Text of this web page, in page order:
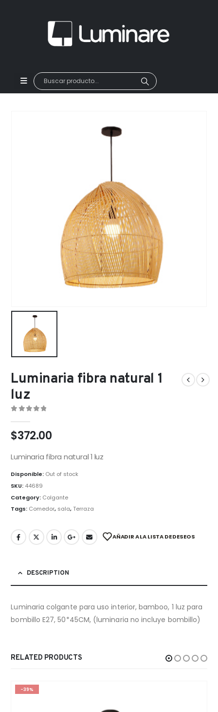
Luminaria fibra natural 1
luz
$372.00
Luminaria fibra natural 1 luz
Disponible: Out of stock
SKU: 44689
Category: Colgante
Tags: Comedor, sala,Terraza
AÑADIR A LA LISTA DE DESEOS
DESCRIPTION
Luminaria colgante para uso interior, bamboo, 1 luz para
bombillo E27, 50*45CM, (luminaria no incluye bombillo)
RELATED PRODUCTS
-39%